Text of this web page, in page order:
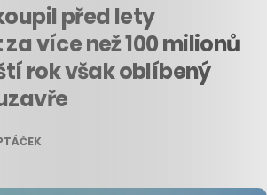
před lety
více než 100 milionů
rok však oblíbený